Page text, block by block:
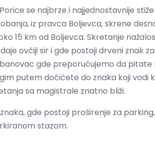
se najbrze i najjednostavnije
iz pravca Boljevca, skrene
15 km od Boljevca. Skretanje
ovčiji sir i gde postoji drveni znak
gde preporučujemo da
putem doćićete do znaka koji vodi
sa magistrale znatno bliži.
gde postoji proširenje za
stazom.